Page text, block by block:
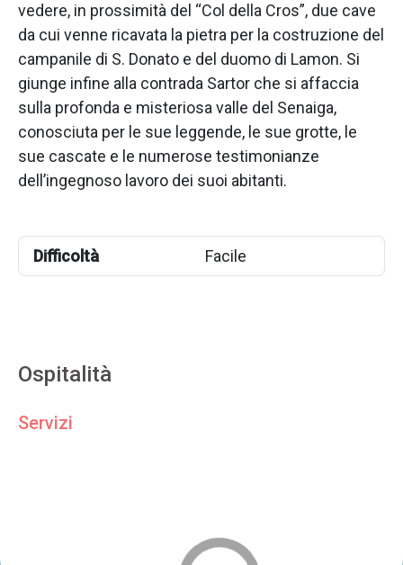
vedere, in prossimità del “Col della Cros”, due cave
da cui venne ricavata la pietra per la costruzione del
campanile di S. Donato e del duomo di Lamon. Si
giunge infine alla contrada Sartor che si affaccia
sulla profonda e misteriosa valle del Senaiga,
conosciuta per le sue leggende, le sue grotte, le
sue cascate e le numerose testimonianze
dell’ingegnoso lavoro dei suoi abitanti.
Difficoltà Facile
Ospitalità
Servizi